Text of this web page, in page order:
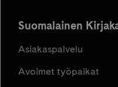
Suomalainen
Asiakaspalvelu
Avoimet työpaikat